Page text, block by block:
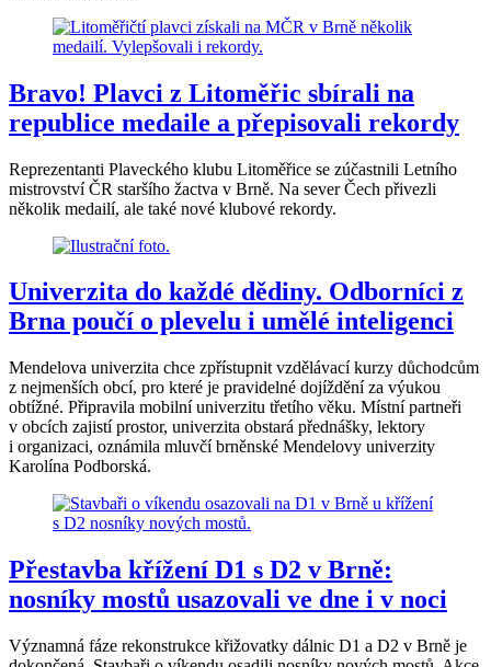
Bravo! Plavci z Litoměřic sbírali na
republice medaile a přepisovali rekordy
Reprezentanti Plaveckého klubu Litoměřice se zúčastnili Letního
mistrovství ČR staršího žactva v Brně. Na sever Čech přivezli
několik medailí, ale také nové klubové rekordy.
Univerzita do každé dědiny. Odborníci z
Brna poučí o plevelu i umělé inteligenci
Mendelova univerzita chce zpřístupnit vzdělávací kurzy důchodcům
z nejmenších obcí, pro které je pravidelné dojíždění za výukou
obtížné. Připravila mobilní univerzitu třetího věku. Místní partneři
v obcích zajistí prostor, univerzita obstará přednášky, lektory
i organizaci, oznámila mluvčí brněnské Mendelovy univerzity
Karolína Podborská.
Přestavba křížení D1 s D2 v Brně:
nosníky mostů usazovali ve dne i v noci
Významná fáze rekonstrukce křižovatky dálnic D1 a D2 v Brně je